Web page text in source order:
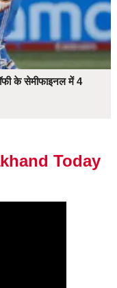
के सेमीफाइनल में 4
Today